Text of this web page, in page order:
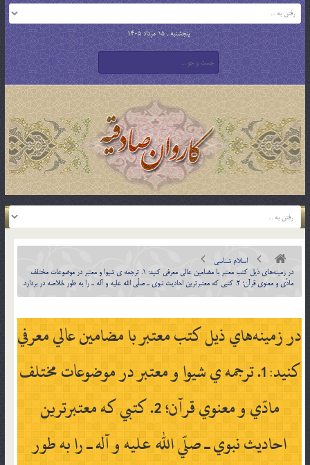
پنجشنبه , 15 مرداد 1405
اسلام شناسی
در زمينه‌هاي ذيل كتب معتبر با مضامين عالي معرفي كنيد: 1. ترجمه ي شيوا و معتبر در موضوعات مختلف
مادّي و معنوي قرآن؛ 2. كتبي كه معتبرترين احاديث نبوي ـ صلّي الله عليه و آله ـ را به طور خلاصه در بردارد.
در زمينه‌هاي ذيل كتب معتبر با مضامين عالي معرفي
كنيد: 1. ترجمه ي شيوا و معتبر در موضوعات مختلف
مادّي و معنوي قرآن؛ 2. كتبي كه معتبرترين
احاديث نبوي ـ صلّي الله عليه و آله ـ را به طور